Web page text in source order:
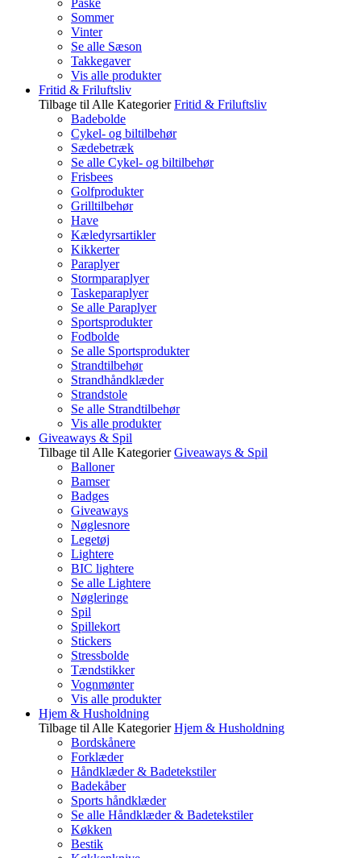
Påske
Sommer
Vinter
Se alle Sæson
Takkegaver
Vis alle produkter
Fritid & Friluftsliv
Tilbage til Alle Kategorier Fritid & Friluftsliv
Badebolde
Cykel- og biltilbehør
Sædebetræk
Se alle Cykel- og biltilbehør
Frisbees
Golfprodukter
Grilltilbehør
Have
Kæledyrsartikler
Kikkerter
Paraplyer
Stormparaplyer
Taskeparaplyer
Se alle Paraplyer
Sportsprodukter
Fodbolde
Se alle Sportsprodukter
Strandtilbehør
Strandhåndklæder
Strandstole
Se alle Strandtilbehør
Vis alle produkter
Giveaways & Spil
Tilbage til Alle Kategorier Giveaways & Spil
Balloner
Bamser
Badges
Giveaways
Nøglesnore
Legetøj
Lightere
BIC lightere
Se alle Lightere
Nøgleringe
Spil
Spillekort
Stickers
Stressbolde
Tændstikker
Vognmønter
Vis alle produkter
Hjem & Husholdning
Tilbage til Alle Kategorier Hjem & Husholdning
Bordskånere
Forklæder
Håndklæder & Badetekstiler
Badekåber
Sports håndklæder
Se alle Håndklæder & Badetekstiler
Køkken
Bestik